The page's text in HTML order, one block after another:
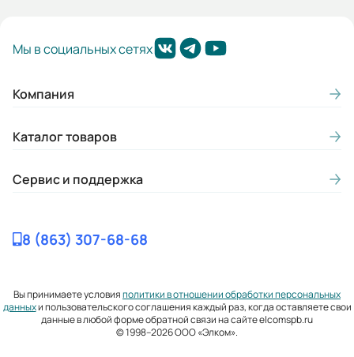
Мы в социальных сетях
Компания
Каталог товаров
Сервис и поддержка
8 (863) 307-68-68
Вы принимаете условияполитики в отношении обработки персональных
данныхи пользовательского соглашения каждый раз, когда оставляете свои
данные в любой форме обратной связи на сайте elcomspb.ru
© 1998–2026 ООО «Элком».